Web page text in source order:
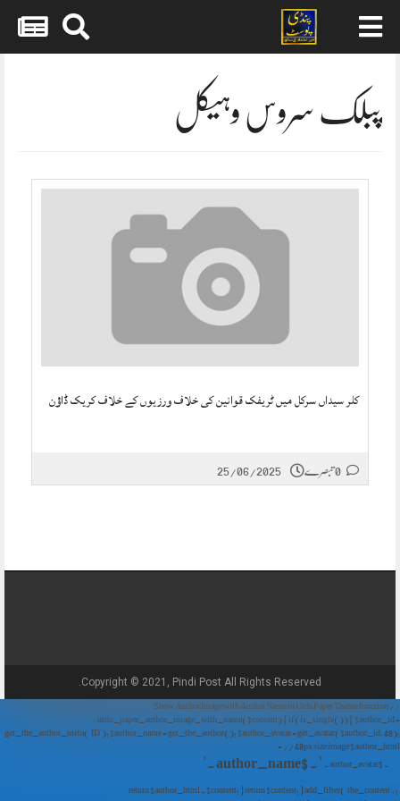
content
پبلک سروس وہیکل
کلر سیداں سرکل میں ٹریفک قوانین کی خلاف ورزیوں کے خلاف کریک ڈاؤن
25/06/2025
Copyright © 2021, Pindi Post All Rights Reserved.
// Show Author Image with Author Name in UrduPaper Theme function
urdu_paper_author_image_with_name($content) { if (is_single()) { $author_id =
get_the_author_meta('ID'); $author_name = get_the_author(); $author_avatar = get_avatar($author_id, 48);
// 48px size image $author_html = '
' . $author_avatar . '
' . $author_name . '
'; return $author_html . $content; } return $content; } add_filter('the_content',